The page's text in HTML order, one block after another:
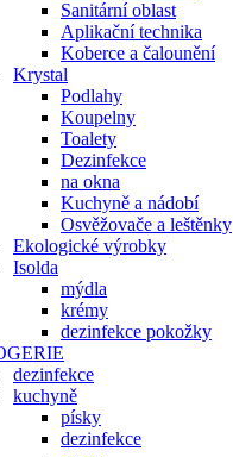
Sanitární oblast
Aplikační technika
Koberce a čalounění
Krystal
Podlahy
Koupelny
Toalety
Dezinfekce
na okna
Kuchyně a nádobí
Osvěžovače a leštěnky
Ekologické výrobky
Isolda
mýdla
krémy
dezinfekce pokožky
dezinfekce
kuchyně
písky
dezinfekce